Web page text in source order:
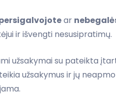
ar
ir išvengti nesusipratimų.
užsakymai su pateikta
užsakymus ir jų